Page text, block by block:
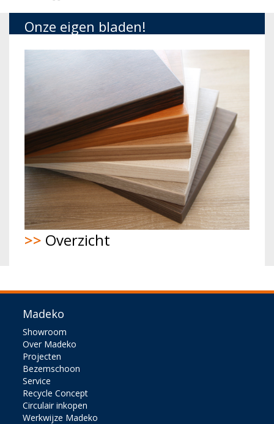
Onze eigen bladen!
>> Overzicht
Madeko
Showroom
Over Madeko
Projecten
Bezemschoon
Service
Recycle Concept
Circulair inkopen
Werkwijze Madeko